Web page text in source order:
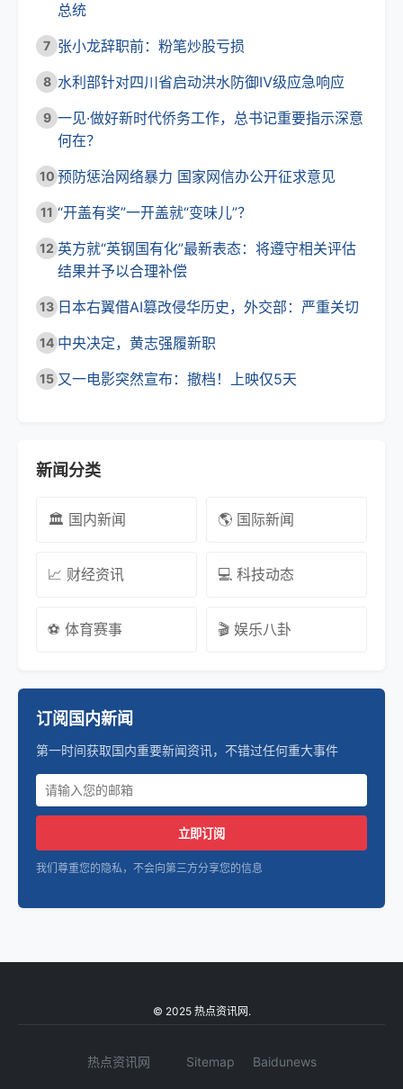
总统
7 张小龙辞职前：粉笔炒股亏损
8 水利部针对四川省启动洪水防御Ⅳ级应急响应
9 一见·做好新时代侨务工作，总书记重要指示深意
何在？
10 预防惩治网络暴力 国家网信办公开征求意见
11 “开盖有奖”一开盖就“变味儿”？
12 英方就“英钢国有化”最新表态：将遵守相关评估
结果并予以合理补偿
13 日本右翼借AI篡改侵华历史，外交部：严重关切
14 中央决定，黄志强履新职
15 又一电影突然宣布：撤档！上映仅5天
新闻分类
🏛️ 国内新闻 🌎 国际新闻
📈 财经资讯 💻 科技动态
⚽ 体育赛事 🎬 娱乐八卦
订阅国内新闻
第一时间获取国内重要新闻资讯，不错过任何重大事件
立即订阅
我们尊重您的隐私，不会向第三方分享您的信息
© 2025 热点资讯网.
热点资讯网 Sitemap Baidunews